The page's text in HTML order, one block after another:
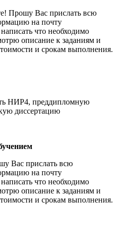
Прошу Вас прислать всю
на почту
что необходимо
описание к заданиям и
и срокам выполнения.
НИР4, преддипломную
диссертацию
Вас прислать всю
на почту
что необходимо
описание к заданиям и
и срокам выполнения.